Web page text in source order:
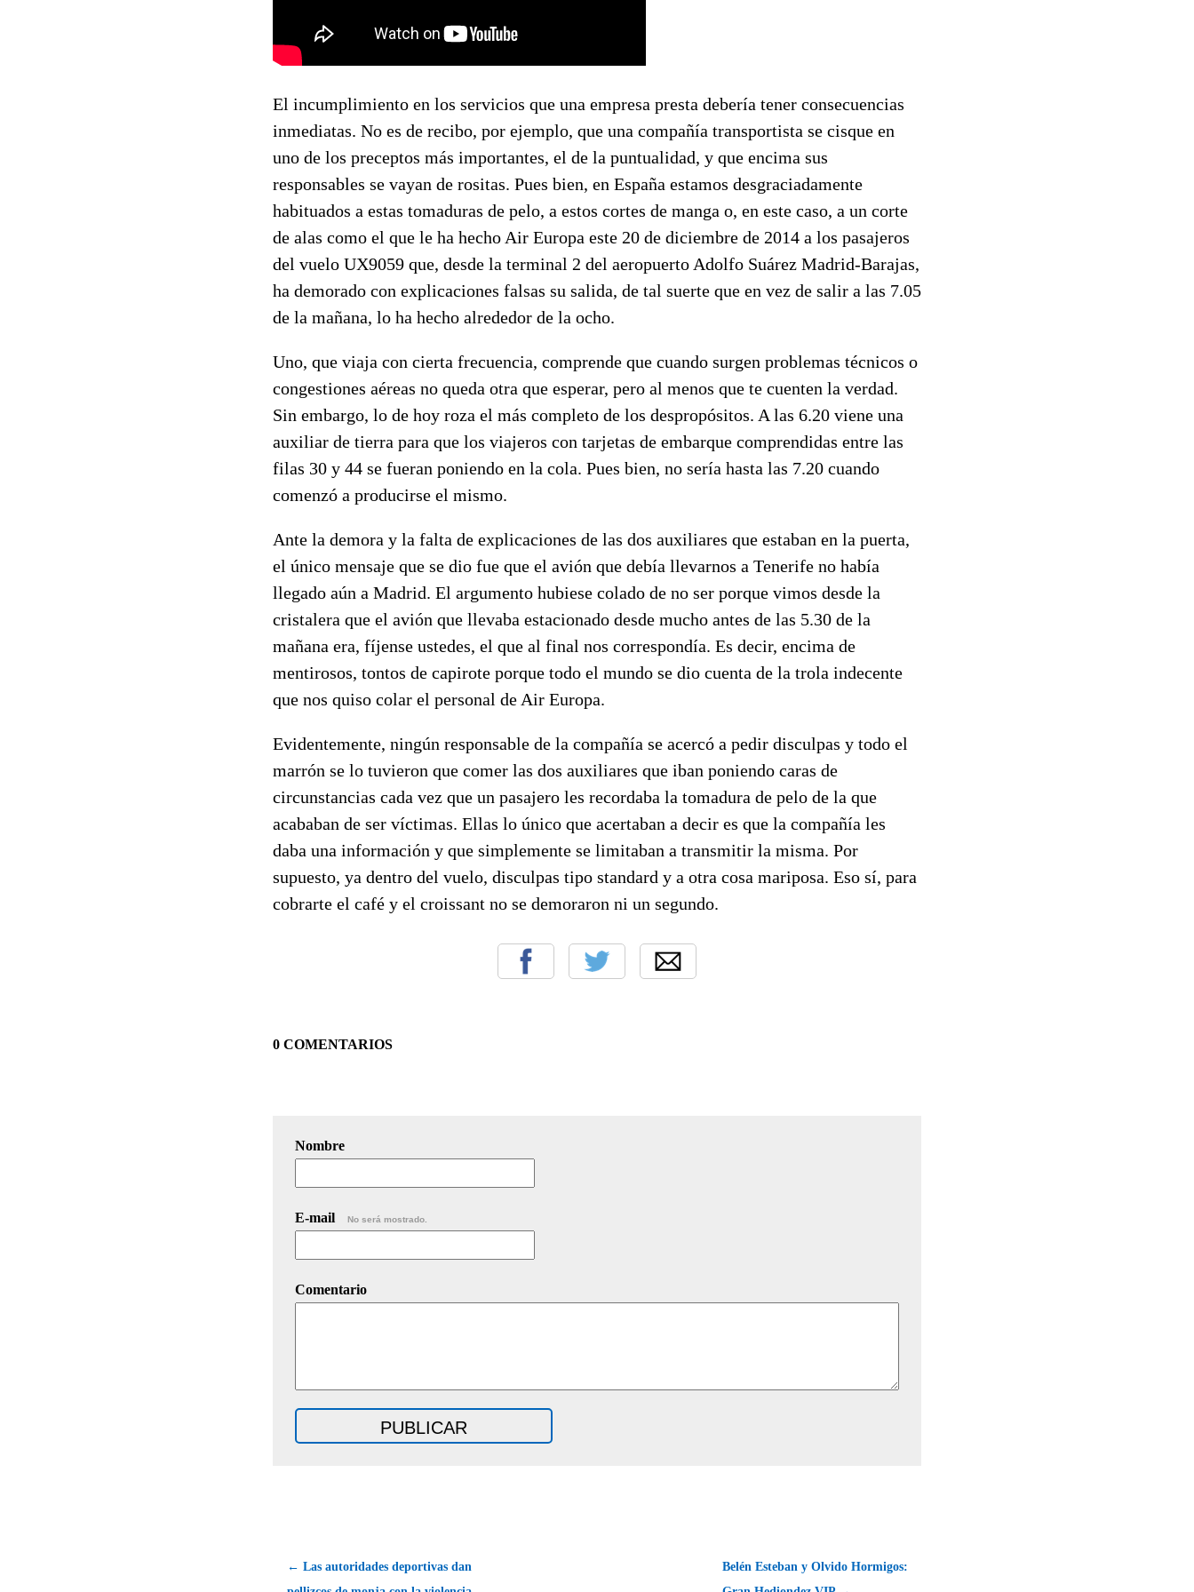
El incumplimiento en los servicios que una empresa presta debería tener consecuencias
inmediatas. No es de recibo, por ejemplo, que una compañía transportista se cisque en
uno de los preceptos más importantes, el de la puntualidad, y que encima sus
responsables se vayan de rositas. Pues bien, en España estamos desgraciadamente
habituados a estas tomaduras de pelo, a estos cortes de manga o, en este caso, a un corte
de alas como el que le ha hecho Air Europa este 20 de diciembre de 2014 a los pasajeros
del vuelo UX9059 que, desde la terminal 2 del aeropuerto Adolfo Suárez Madrid-Barajas,
ha demorado con explicaciones falsas su salida, de tal suerte que en vez de salir a las 7.05
de la mañana, lo ha hecho alrededor de la ocho.
Uno, que viaja con cierta frecuencia, comprende que cuando surgen problemas técnicos o
congestiones aéreas no queda otra que esperar, pero al menos que te cuenten la verdad.
Sin embargo, lo de hoy roza el más completo de los despropósitos. A las 6.20 viene una
auxiliar de tierra para que los viajeros con tarjetas de embarque comprendidas entre las
filas 30 y 44 se fueran poniendo en la cola. Pues bien, no sería hasta las 7.20 cuando
comenzó a producirse el mismo.
Ante la demora y la falta de explicaciones de las dos auxiliares que estaban en la puerta,
el único mensaje que se dio fue que el avión que debía llevarnos a Tenerife no había
llegado aún a Madrid. El argumento hubiese colado de no ser porque vimos desde la
cristalera que el avión que llevaba estacionado desde mucho antes de las 5.30 de la
mañana era, fíjense ustedes, el que al final nos correspondía. Es decir, encima de
mentirosos, tontos de capirote porque todo el mundo se dio cuenta de la trola indecente
que nos quiso colar el personal de Air Europa.
Evidentemente, ningún responsable de la compañía se acercó a pedir disculpas y todo el
marrón se lo tuvieron que comer las dos auxiliares que iban poniendo caras de
circunstancias cada vez que un pasajero les recordaba la tomadura de pelo de la que
acababan de ser víctimas. Ellas lo único que acertaban a decir es que la compañía les
daba una información y que simplemente se limitaban a transmitir la misma. Por
supuesto, ya dentro del vuelo, disculpas tipo standard y a otra cosa mariposa. Eso sí, para
cobrarte el café y el croissant no se demoraron ni un segundo.
0 COMENTARIOS
Nombre
E-mail No será mostrado.
Comentario
← Las autoridades deportivas dan
Belén Esteban y Olvido Hormigos: